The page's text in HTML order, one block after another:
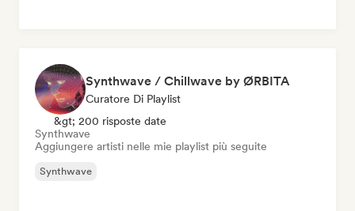
Synthwave / Chillwave by ØRBITA
Curatore Di Playlist
&gt; 200 risposte date
Synthwave
Aggiungere artisti nelle mie playlist più seguite
Synthwave